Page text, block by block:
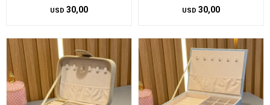
USD 30,00 USD 30,00